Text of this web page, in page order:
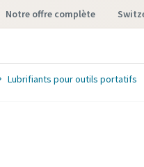
notre offre complète
Lubrifiants pour outils portatifs